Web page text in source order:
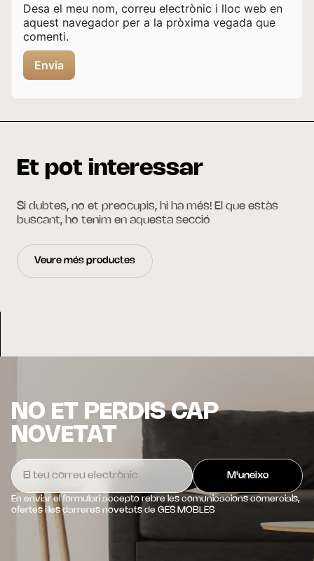
Desa el meu nom, correu electrònic i lloc web en
aquest navegador per a la pròxima vegada que
comenti.
Et pot interessar
Si dubtes, no et preocupis, hi ha més! El que estàs
buscant, ho tenim en aquesta secció
Veure més productes
NO ET PERDIS CAP
NOVETAT
En enviar el formulari accepto rebre les comunicacions comercials,
ofertes i les darreres novetats de GES MOBLES